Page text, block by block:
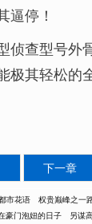
逼停！
侦查型号外
极其轻松的
下一章
市花语 权贵巅峰之一
豪门泡妞的日子
另谋